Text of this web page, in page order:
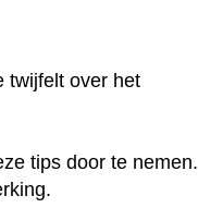
twijfelt over het
tips door te nemen.